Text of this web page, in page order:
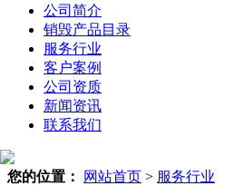
公司简介
销毁产品目录
服务行业
客户案例
公司资质
新闻资讯
联系我们
您的位置： 网站首页 > 服务行业